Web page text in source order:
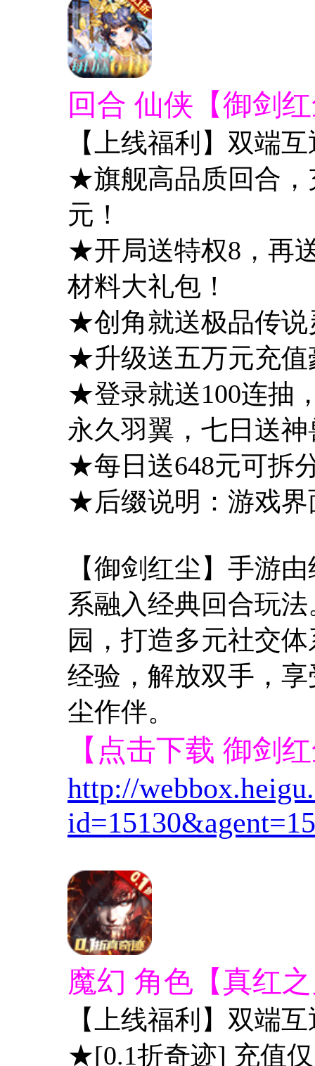
回合 仙侠【御剑
【上线福利】双端
★旗舰高品质回合，
元！
★开局送特权8，再
材料大礼包！
★创角就送极品传说
★升级送五万元充值
★登录就送100连抽
永久羽翼，七日送
★每日送648元可拆
★后缀说明：游戏界
【御剑红尘】手游
系融入经典回合玩
园，打造多元社交
经验，解放双手，
尘作伴。
【点击下载 御剑
http://
魔幻 角色【真红
【上线福利】双端
★[0.1折奇迹] 充值